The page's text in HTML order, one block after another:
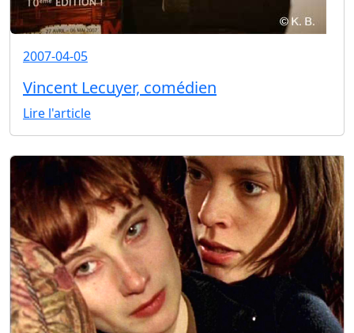
2007-04-05
Vincent Lecuyer, comédien
Lire l'article